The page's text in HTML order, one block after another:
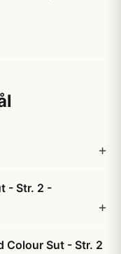
- Str. 2 -
Colour Sut - Str. 2